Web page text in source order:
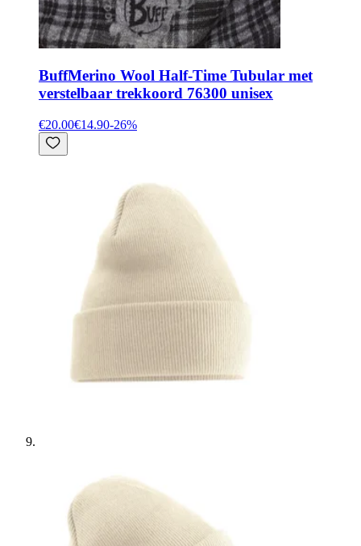
BuffMerino Wool Half-Time Tubular met
verstelbaar trekkoord 76300 unisex
€20.00€14.90-26%